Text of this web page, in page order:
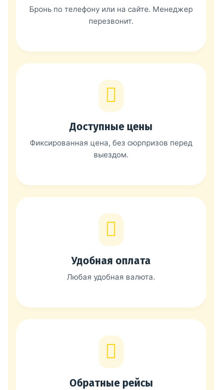
Бронь по телефону или на сайте. Менеджер
перезвонит.
Доступные цены
Фиксированная цена, без сюрпризов перед
выездом.
Удобная оплата
Любая удобная валюта.
Обратные рейсы